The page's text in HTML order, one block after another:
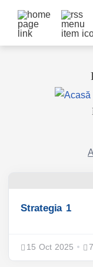
Top bar
Strategia 1
15 Oct 2025